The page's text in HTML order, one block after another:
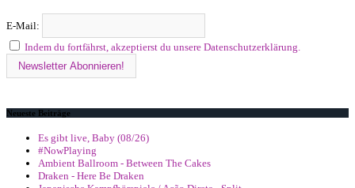
E-Mail:
Indem du fortfährst, akzeptierst du unsere Datenschutzerklärung.
Neueste Beiträge
Es gibt live, Baby (08/26)
#NowPlaying
Ambient Ballroom - Between The Cakes
Draken - Here Be Draken